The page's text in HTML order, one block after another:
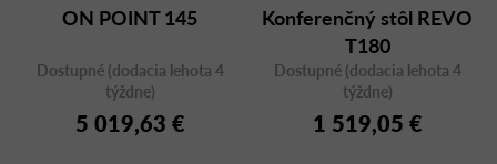
ON POINT 145
Dostupné (dodacia lehota 4
týždne)
5 019,63 €
Konferenčný stôl REVO
T180
Dostupné (dodacia lehota 4
týždne)
1 519,05 €